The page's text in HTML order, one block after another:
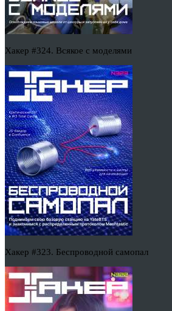
Хакер #324. Всякое с моделями
Хакер #323. Беспроводной самопал